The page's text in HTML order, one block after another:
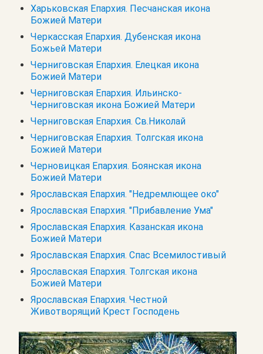
Харьковская Епархия. Песчанская икона
Божией Матери
Черкасская Епархия. Дубенская икона
Божьей Матери
Черниговская Епархия. Елецкая икона
Божией Матери
Черниговская Епархия. Ильинско-
Черниговская икона Божией Матери
Черниговская Епархия. Св.Николай
Черниговская Епархия. Толгская икона
Божией Матери
Черновицкая Епархия. Боянская икона
Божией Матери
Ярославская Епархия. "Недремлющее око"
Ярославская Епархия. "Прибавление Ума"
Ярославская Епархия. Казанская икона
Божией Матери
Ярославская Епархия. Спас Всемилостивый
Ярославская Епархия. Толгская икона
Божией Матери
Ярославская Епархия. Честной
Животворящий Крест Господень